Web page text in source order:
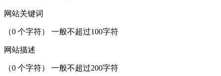
网站关键词
（0 个字符） 一般不超过100字符
网站描述
（0 个字符） 一般不超过200字符